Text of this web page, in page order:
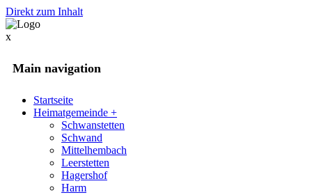
Direkt zum Inhalt
x
Main navigation
Startseite
Heimatgemeinde +
Schwanstetten
Schwand
Mittelhembach
Leerstetten
Hagershof
Harm